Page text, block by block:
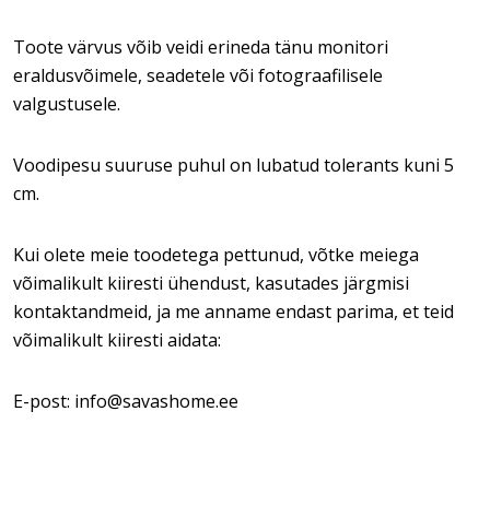
Toote värvus võib veidi erineda tänu monitori
eraldusvõimele, seadetele või fotograafilisele
valgustusele.
Voodipesu suuruse puhul on lubatud tolerants kuni 5
cm.
Kui olete meie toodetega pettunud, võtke meiega
võimalikult kiiresti ühendust, kasutades järgmisi
kontaktandmeid, ja me anname endast parima, et teid
võimalikult kiiresti aidata:
E-post: info@savashome.ee